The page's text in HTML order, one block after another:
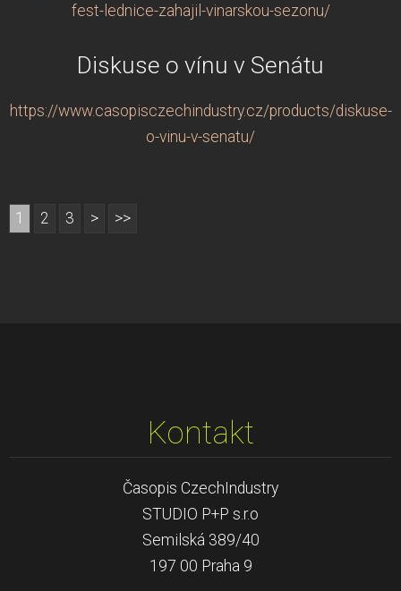
fest-lednice-zahajil-vinarskou-sezonu/
Diskuse o vínu v Senátu
https://www.casopisczechindustry.cz/products/diskuse-
o-vinu-v-senatu/
1 2 3 > >>
Kontakt
Časopis CzechIndustry
STUDIO P+P s.r.o
Semilská 389/40
197 00 Praha 9